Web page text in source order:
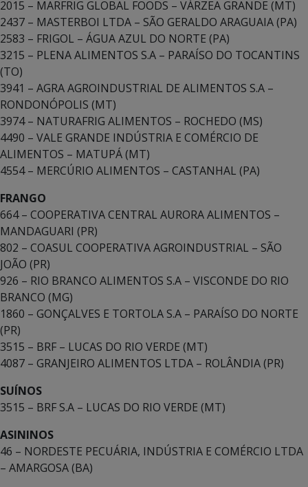
2015 – MARFRIG GLOBAL FOODS – VÁRZEA GRANDE (MT)
2437 – MASTERBOI LTDA – SÃO GERALDO ARAGUAIA (PA)
2583 – FRIGOL – ÁGUA AZUL DO NORTE (PA)
3215 – PLENA ALIMENTOS S.A – PARAÍSO DO TOCANTINS
(TO)
3941 – AGRA AGROINDUSTRIAL DE ALIMENTOS S.A –
RONDONÓPOLIS (MT)
3974 – NATURAFRIG ALIMENTOS – ROCHEDO (MS)
4490 – VALE GRANDE INDÚSTRIA E COMÉRCIO DE
ALIMENTOS – MATUPÁ (MT)
4554 – MERCÚRIO ALIMENTOS – CASTANHAL (PA)
FRANGO
664 – COOPERATIVA CENTRAL AURORA ALIMENTOS –
MANDAGUARI (PR)
802 – COASUL COOPERATIVA AGROINDUSTRIAL – SÃO
JOÃO (PR)
926 – RIO BRANCO ALIMENTOS S.A – VISCONDE DO RIO
BRANCO (MG)
1860 – GONÇALVES E TORTOLA S.A – PARAÍSO DO NORTE
(PR)
3515 – BRF – LUCAS DO RIO VERDE (MT)
4087 – GRANJEIRO ALIMENTOS LTDA – ROLÂNDIA (PR)
SUÍNOS
3515 – BRF S.A – LUCAS DO RIO VERDE (MT)
ASININOS
46 – NORDESTE PECUÁRIA, INDÚSTRIA E COMÉRCIO LTDA
– AMARGOSA (BA)